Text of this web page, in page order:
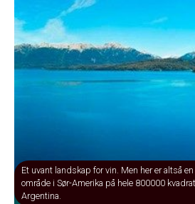
Et uvant landskap for vin. Men her er altså
område i Sør-Amerika på hele 800000
Argentina.